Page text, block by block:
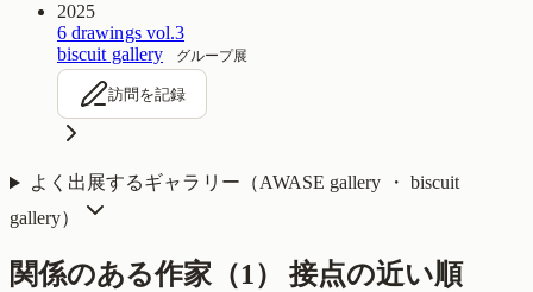
2025
6 drawings vol.3
biscuit gallery
グループ展
訪問を記録
よく出展するギャラリー（AWASE gallery ・ biscuit
gallery）
関係のある作家（1） 接点の近い順